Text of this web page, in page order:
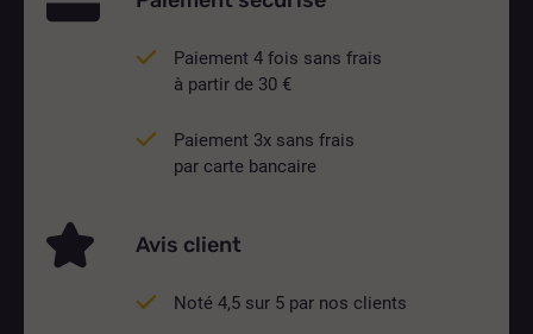
Paiement 4 fois sans frais
à partir de 30 €
Paiement 3x sans frais
par carte bancaire
Avis client
Noté 4,5 sur 5 par nos clients